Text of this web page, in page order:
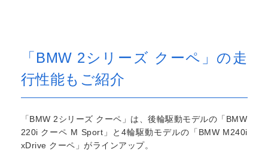
「BMW 2シリーズ クーペ」の走
行性能もご紹介
「BMW 2シリーズ クーペ」は、後輪駆動モデルの「BMW
220i クーペ M Sport」と4輪駆動モデルの「BMW M240i
xDrive クーペ」がラインアップ。